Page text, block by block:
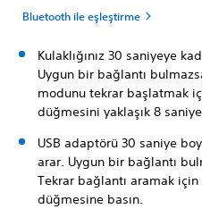
Bluetooth ile eşleştirme
Kulaklığınız 30 saniyeye
Uygun bir bağlantı
modunu tekrar başlatmak
düğmesini yaklaşık 8
USB adaptörü 30 saniye
arar. Uygun bir bağlantı
Tekrar bağlantı aramak
düğmesine basın.